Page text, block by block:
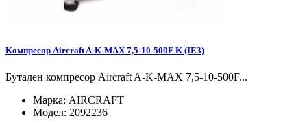
Koмпресор Aircraft A-K-MAX 7,5-10-500F K (IE3)
Бутален компресор Aircraft A-K-MAX 7,5-10-500F...
Марка: AIRCRAFT
Модел: 2092236